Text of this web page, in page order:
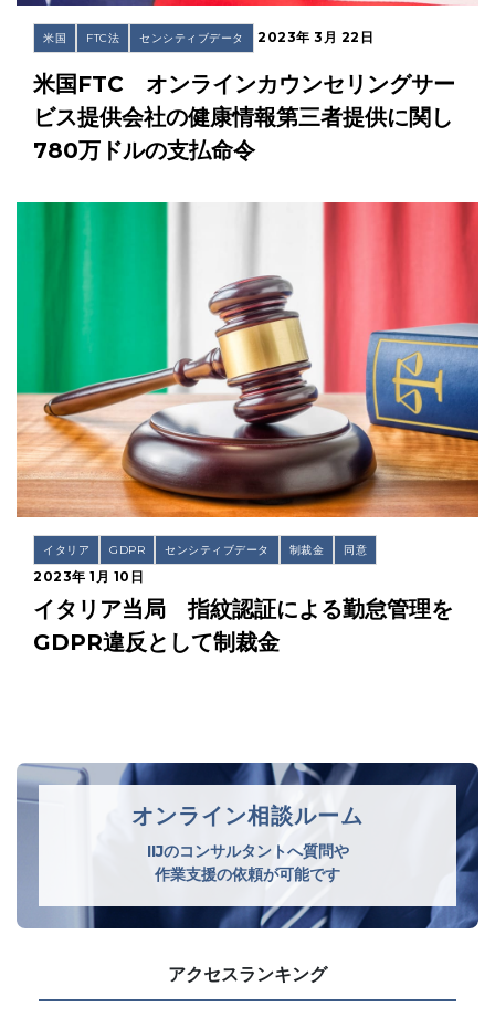
米国 FTC法 センシティブデータ 2023年 3月 22日
米国FTC オンラインカウンセリングサー
ビス提供会社の健康情報第三者提供に関し
780万ドルの支払命令
イタリア GDPR センシティブデータ 制裁金 同意
2023年 1月 10日
イタリア当局 指紋認証による勤怠管理を
GDPR違反として制裁金
オンライン相談ルーム
IIJのコンサルタントへ質問や
作業支援の依頼が可能です
アクセスランキング